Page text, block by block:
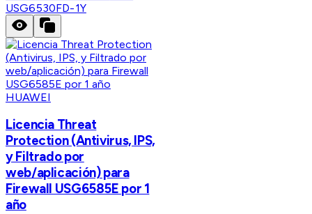
USG6530FD-1Y
HUAWEI
Licencia Threat
Protection (Antivirus, IPS,
y Filtrado por
web/aplicación) para
Firewall USG6585E por 1
año